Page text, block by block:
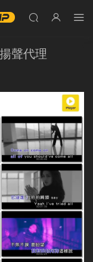
聲代理